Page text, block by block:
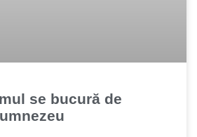
se bucură de